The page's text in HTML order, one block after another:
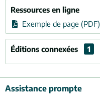
Ressources en ligne
Exemple de page (PDF)
Éditions connexées 1
Assistance prompte